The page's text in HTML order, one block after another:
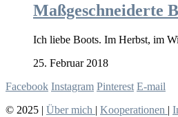
Maßgeschneiderte
Ich liebe Boots. Im Herbst, im
25. Februar 2018
Facebook Instagram Pinterest E-mail
© 2025 | Über mich | Kooperationen |